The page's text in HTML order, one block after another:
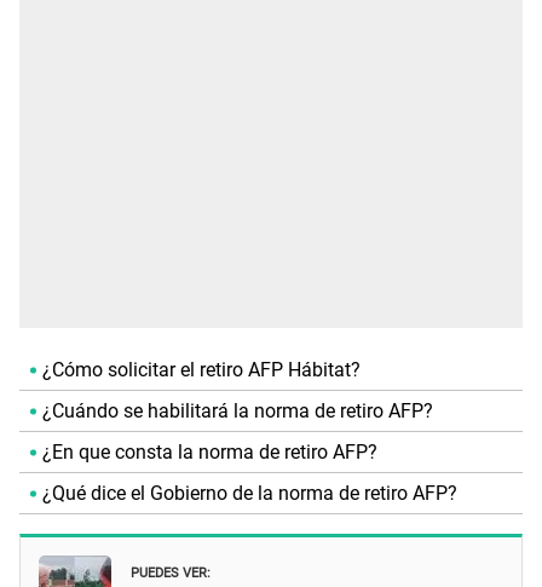
¿Cómo solicitar el retiro AFP Hábitat?
¿Cuándo se habilitará la norma de retiro AFP?
¿En que consta la norma de retiro AFP?
¿Qué dice el Gobierno de la norma de retiro AFP?
PUEDES VER: